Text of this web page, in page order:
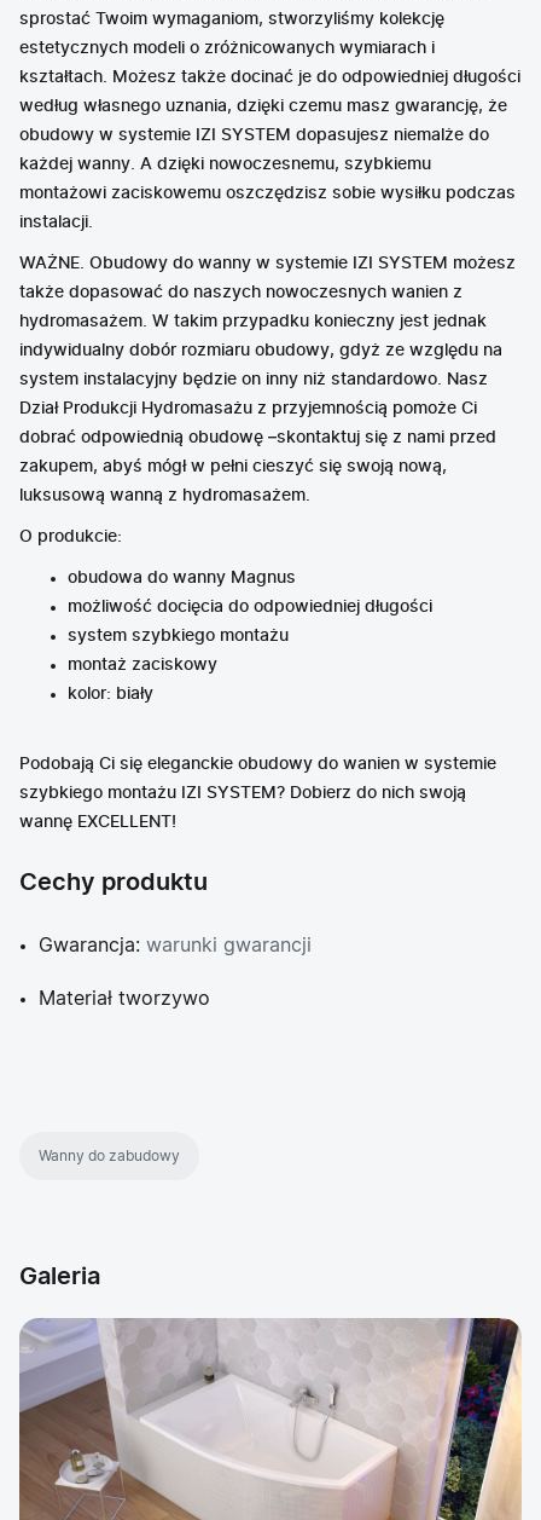
sprostać Twoim wymaganiom, stworzyliśmy kolekcję
estetycznych modeli o zróżnicowanych wymiarach i
kształtach. Możesz także docinać je do odpowiedniej długości
według własnego uznania, dzięki czemu masz gwarancję, że
obudowy w systemie IZI SYSTEM dopasujesz niemalże do
każdej wanny. A dzięki nowoczesnemu, szybkiemu
montażowi zaciskowemu oszczędzisz sobie wysiłku podczas
instalacji.
WAŻNE. Obudowy do wanny w systemie IZI SYSTEM możesz
także dopasować do naszych nowoczesnych wanien z
hydromasażem. W takim przypadku konieczny jest jednak
indywidualny dobór rozmiaru obudowy, gdyż ze względu na
system instalacyjny będzie on inny niż standardowo. Nasz
Dział Produkcji Hydromasażu z przyjemnością pomoże Ci
dobrać odpowiednią obudowę –skontaktuj się z nami przed
zakupem, abyś mógł w pełni cieszyć się swoją nową,
luksusową wanną z hydromasażem.
O produkcie:
obudowa do wanny Magnus
możliwość docięcia do odpowiedniej długości
system szybkiego montażu
montaż zaciskowy
kolor: biały
Podobają Ci się eleganckie obudowy do wanien w systemie
szybkiego montażu IZI SYSTEM? Dobierz do nich swoją
wannę EXCELLENT!
Cechy produktu
Gwarancja: warunki gwarancji
Materiał tworzywo
Wanny do zabudowy
Galeria